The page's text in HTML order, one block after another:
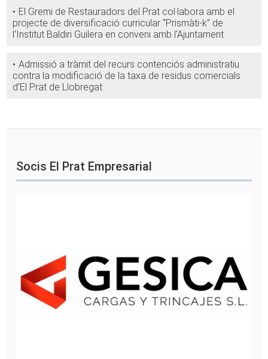
El Gremi de Restauradors del Prat col·labora amb el
projecte de diversificació curricular “Prismàti-k” de
l’Institut Baldiri Guilera en conveni amb l'Ajuntament
Admissió a tràmit del recurs contenciós administratiu
contra la modificació de la taxa de residus comercials
d’El Prat de Llobregat
Socis El Prat Empresarial